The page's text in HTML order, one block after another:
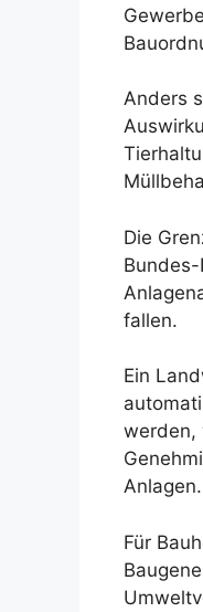
Anders
Die
fallen.
Ein
werden,
Anlagen.
Für